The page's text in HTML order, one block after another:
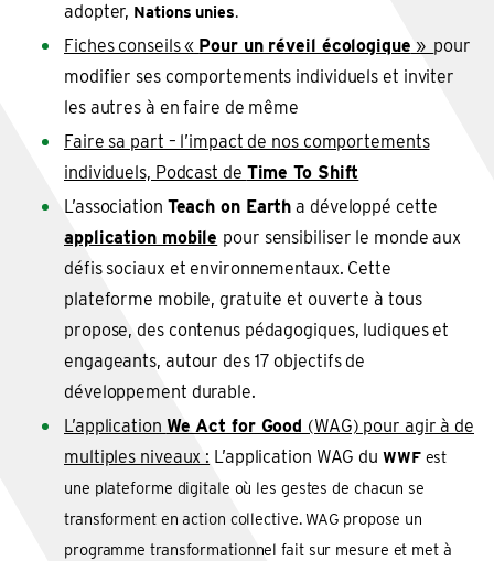
adopter, Nations unies.
Fiches conseils « Pour un réveil écologique » pour
modifier ses comportements individuels et inviter
les autres à en faire de même
Faire sa part – l’impact de nos comportements
individuels, Podcast de Time To Shift
L’association Teach on Earth a développé cette
application mobile pour sensibiliser le monde aux
défis sociaux et environnementaux. Cette
plateforme mobile, gratuite et ouverte à tous
propose, des contenus pédagogiques, ludiques et
engageants, autour des 17 objectifs de
développement durable.
L’application We Act for Good (WAG) pour agir à de
multiples niveaux : L’application WAG du WWFest
une plateforme digitale où les gestes de chacun se
transforment en action collective. WAG propose un
programme transformationnel fait sur mesure et met à